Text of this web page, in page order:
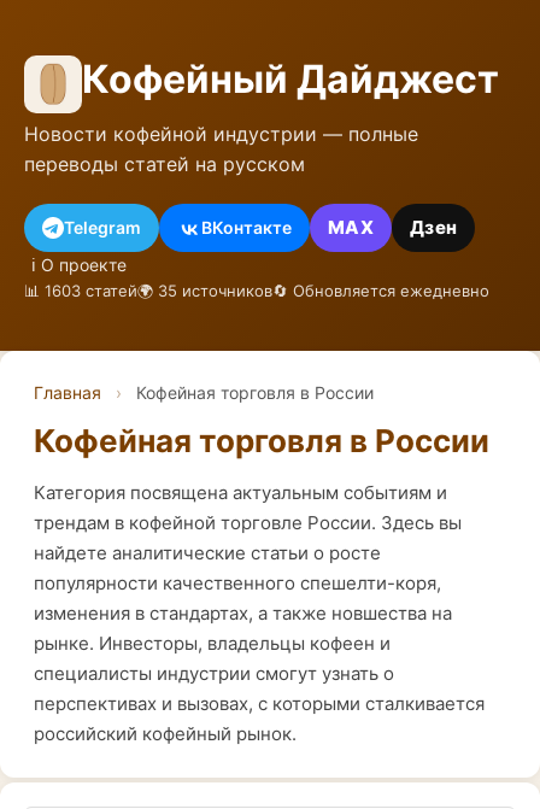
Кофейный Дайджест
Новости кофейной индустрии — полные
переводы статей на русском
Telegram ВКонтакте MAX Дзен
ℹ️ О проекте
📊 1603 статей🌍 35 источников🔄 Обновляется ежедневно
Главная › Кофейная торговля в России
Кофейная торговля в России
Категория посвящена актуальным событиям и
трендам в кофейной торговле России. Здесь вы
найдете аналитические статьи о росте
популярности качественного спешелти-коря,
изменения в стандартах, а также новшества на
рынке. Инвесторы, владельцы кофеен и
специалисты индустрии смогут узнать о
перспективах и вызовах, с которыми сталкивается
российский кофейный рынок.